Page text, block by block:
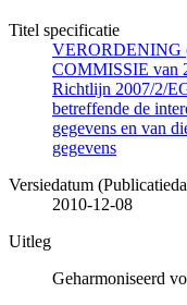
Titel specificatie
VERORDENING
COMMISSIE van
Richtlijn 2007/2/
betreffende de
gegevens en van
gegevens
Versiedatum
2010-12-08
Uitleg
Geharmoniseerd